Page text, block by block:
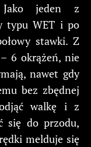
Jako jeden z
typu WET i po
stawki. Z
6 okrążeń, nie
nawet gdy
bez zbędnej
walkę i z
się do przodu,
melduje się